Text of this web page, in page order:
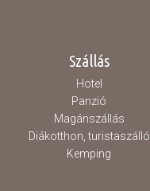
Szállás
Hotel
Panzió
Magánszállás
Diákotthon, turistaszálló
Kemping